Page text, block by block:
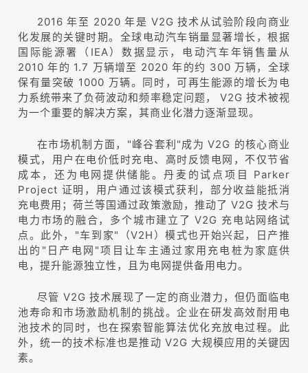
2016 年至 2020 年是 V2G 技术从试验阶段向商业
化发展的关键时期。全球电动汽车销量显著增长，根据
国际能源署（IEA）数据显示，电动汽车年销售量从
2010 年的 1.7 万辆增至 2020 年的约 300 万辆，全球
保有量突破 1000 万辆。同时，可再生能源的增长为电
力系统带来了负荷波动和频率稳定问题， V2G 技术被视
为一个重要的解决方案，其商业化潜力逐渐显现。
在市场机制方面，"峰谷套利"成为 V2G 的核心商业
模式，用户在电价低时充电、高时反馈电网，不仅节省
成本，还为电网提供储能。丹麦的试点项目 Parker
Project 证明，用户通过该模式获利，部分收益能抵消
充电费用；荷兰等国通过政策激励，推动了 V2G 技术与
电力市场的融合，多个城市建立了 V2G 充电站网络试
点。此外，"车到家"（V2H）模式也开始兴起，日产推
出的"日产电网"项目让车主通过家用充电桩为家庭供
电，提升能源独立性，且为电网提供备用电力。
尽管 V2G 技术展现了一定的商业潜力，但仍面临电
池寿命和市场激励机制的挑战。企业在研发高效耐用电
池技术的同时，也在探索智能算法优化充放电过程。此
外，统一的技术标准也是推动 V2G 大规模应用的关键因
素。